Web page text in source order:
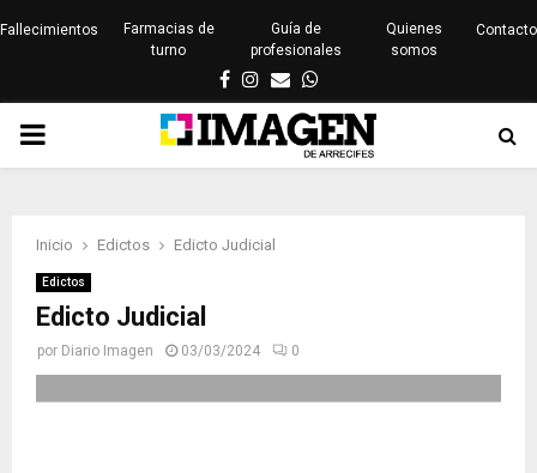
Fallecimientos
Farmacias de
turno
Guía de
profesionales
Quienes
somos
Contacto
Facebook
Instagram
EmailWhatsapp
PRIMARY
Inicio Edictos Edicto Judicial
Edictos
Edicto Judicial
por Diario Imagen 03/03/2024 0